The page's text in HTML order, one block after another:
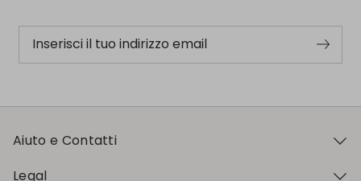
Inserisci il tuo indirizzo email
Aiuto e Contatti
Legal